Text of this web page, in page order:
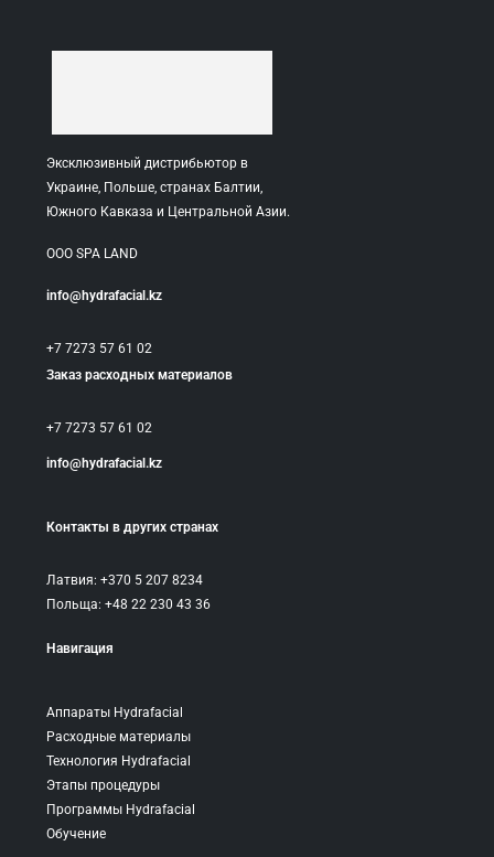
Эксклюзивный дистрибьютор в
Украине, Польше, странах Балтии,
Южного Кавказа и Центральной Азии.
ООО SPA LAND
info@hydrafacial.kz
+7 7273 57 61 02
Заказ расходных материалов
+7 7273 57 61 02
info@hydrafacial.kz
Контакты в других странах
Латвия: +370 5 207 8234
Польща: +48 22 230 43 36
Навигация
Аппараты Hydrafacial
Расходные материалы
Технология Hydrafacial
Этапы процедуры
Программы Hydrafacial
Обучение